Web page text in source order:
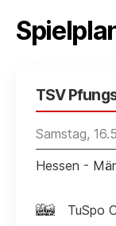
TSV
Samstag,
Hessen -
TuSpo